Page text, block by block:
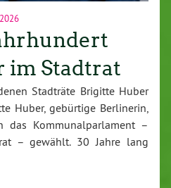
im Stadtrat
Stadträte Brigitte Huber
Huber, gebürtige Berlinerin,
Kommunalparlament –
– gewählt. 30 Jahre lang